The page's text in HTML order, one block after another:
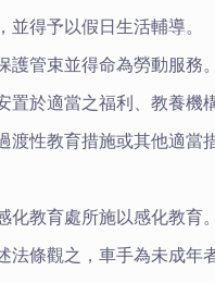
並得予以假日生活輔導。
護管束並得命為勞動服務。
置於適當之福利、教養機
渡性教育措施或其他適當
化教育處所施以感化教育。
法條觀之，車手為未成年